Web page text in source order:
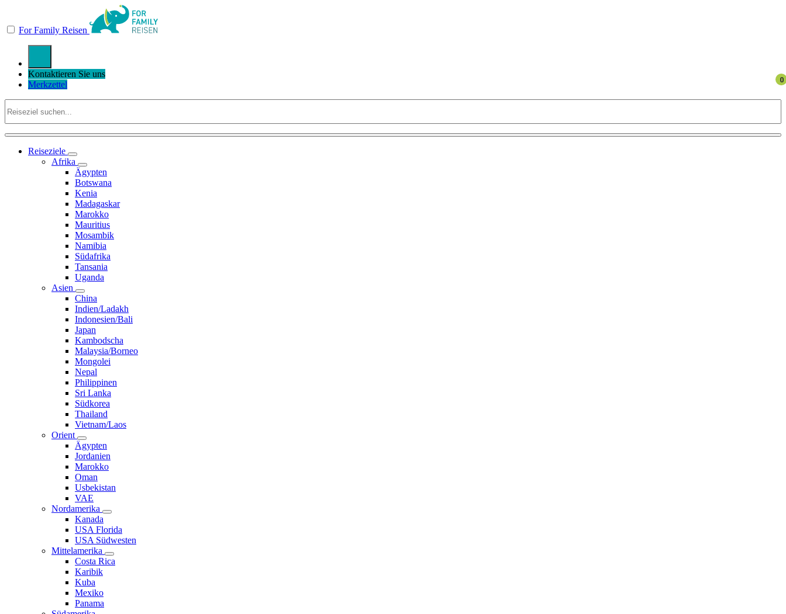
For Family Reisen
Kontaktieren Sie uns
Merkzettel
Reiseziele
Afrika
Ägypten
Botswana
Kenia
Madagaskar
Marokko
Mauritius
Mosambik
Namibia
Südafrika
Tansania
Uganda
Asien
China
Indien/Ladakh
Indonesien/Bali
Japan
Kambodscha
Malaysia/Borneo
Mongolei
Nepal
Philippinen
Sri Lanka
Südkorea
Thailand
Vietnam/Laos
Orient
Ägypten
Jordanien
Marokko
Oman
Usbekistan
VAE
Nordamerika
Kanada
USA Florida
USA Südwesten
Mittelamerika
Costa Rica
Karibik
Kuba
Mexiko
Panama